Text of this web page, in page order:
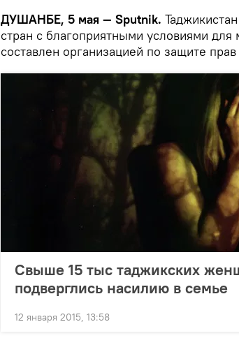
ДУШАНБЕ, 5 мая — Sputnik.
стран с благоприятными условиями
составлен организацией по защите
Свыше 15 тыс таджикских
подверглись насилию в семье
12 января 2015, 13:58